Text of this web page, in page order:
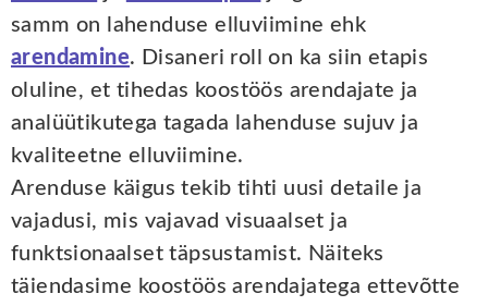
samm on lahenduse elluviimine ehk
arendamine. Disaneri roll on ka siin etapis
oluline, et tihedas koostöös arendajate ja
analüütikutega tagada lahenduse sujuv ja
kvaliteetne elluviimine.
Arenduse käigus tekib tihti uusi detaile ja
vajadusi, mis vajavad visuaalset ja
funktsionaalset täpsustamist. Näiteks
täiendasime koostöös arendajatega ettevõtte